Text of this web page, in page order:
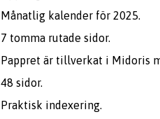
Månatlig kalender för 2025.
7 tomma rutade sidor.
Pappret är tillverkat i Midoris
48 sidor.
Praktisk indexering.